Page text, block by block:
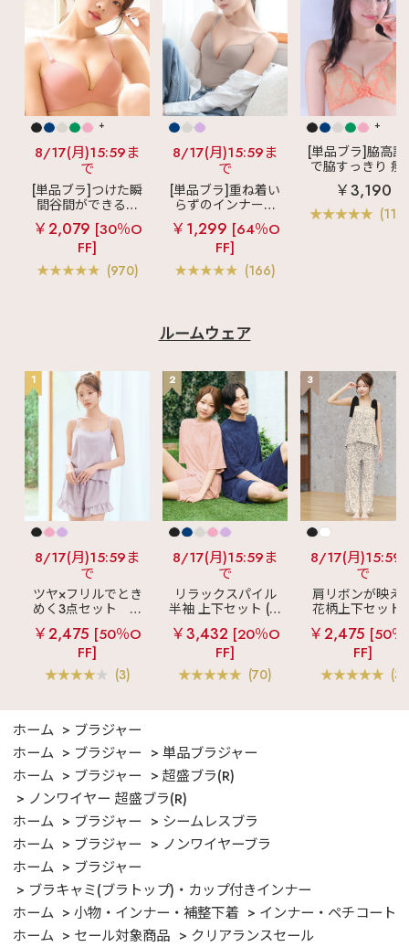
+
8/17(月)15:59ま
で
[単品ブラ]つけた瞬
間谷間ができるシ
ームレスブラ
超
盛ブラ(R) シームレ
ス 単品ブラジャー
￥2,079 [30％O
FF]
(970)
8/17(月)15:59ま
で
[単品ブラ]重ね着い
らずのインナーブ
ラ
リッチバスト
ブラトップ (ワイヤ
ー入り)
￥1,299 [64％O
FF]
(166)
+
[単品ブラ]脇高設
で脇すっきり 痩
見えブラ
カシ
クールレース脇
ブラ(R) 単品ブラ
ャー
￥3,190
ルームウェア
1
8/17(月)15:59ま
で
ツヤ×フリルでとき
めく3点セット
シ
ルキー ショートパ
ンツ 3点セット
￥2,475 [50％O
FF]
(3)
2
8/17(月)15:59ま
で
リラックスパイル
半袖 上下セット (男
女兼用サイズ)
￥3,432 [20％O
FF]
(70)
3
8/17(月)15:59
で
肩リボンが映え
花柄上下セット
メニーフラワー
ングパンツ 上下
ット
￥2,475 [50
FF]
(3)
ホーム
ブラジャー
ホーム
ブラジャー
単品ブラジャー
ホーム
ブラジャー
超盛ブラ(R)
ノンワイヤー 超盛ブラ(R)
ホーム
ブラジャー
シームレスブラ
ホーム
ブラジャー
ノンワイヤーブラ
ホーム
ブラジャー
ブラキャミ(ブラトップ)・カップ付きインナー
ホーム
小物・インナー・補整下着
インナー・ペチコート
ホーム
セール対象商品
クリアランスセール